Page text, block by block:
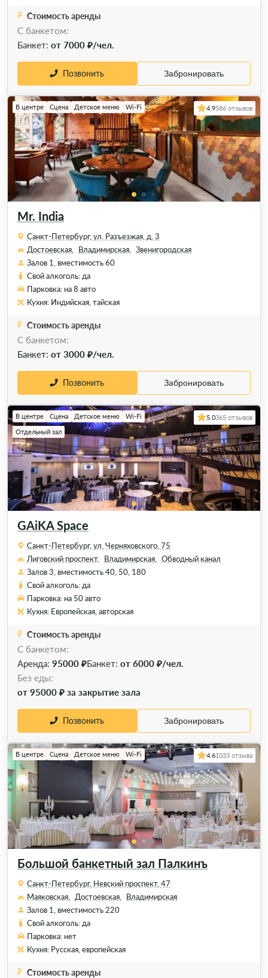
Стоимость аренды
С банкетом:
Банкет: от 7000 ₽/чел.
Позвонить Забронировать
Mr. India
В центре Сцена Детское меню Wi-Fi 4.9586 отзывов
Санкт-Петербург, ул. Разъезжая, д. 3
Достоевская,
Владимирская,
Звенигородская
Залов 1, вместимость 60
Свой алкоголь: да
Парковка: на 8 авто
Кухня: Индийская, тайская
Стоимость аренды
C банкетом:
Банкет: от 3000 ₽/чел.
Позвонить Забронировать
GAiKA Space
В центре Сцена Детское меню
Wi-Fi
Отдельный зал
5.0365 отзывов
Санкт-Петербург, ул. Черняховского, 75
Лиговский проспект,
Владимирская,
Обводный канал
Залов 3, вместимость 40, 50, 180
Свой алкоголь: да
Парковка: на 50 авто
Кухня: Европейская, авторская
Стоимость аренды
С банкетом:
Аренда: 95000 ₽Банкет: от 6000 ₽/чел.
Без еды:
от 95000 ₽ за закрытие зала
Позвонить Забронировать
Большой банкетный зал Палкинъ
В центре Сцена Детское меню Wi-Fi 4.61033 отзыва
Санкт-Петербург, Невский проспект, 47
Маяковская,
Достоевская,
Владимирская
Залов 1, вместимость 220
Свой алкоголь: да
Парковка: нет
Кухня: Русская, европейская
Стоимость аренды